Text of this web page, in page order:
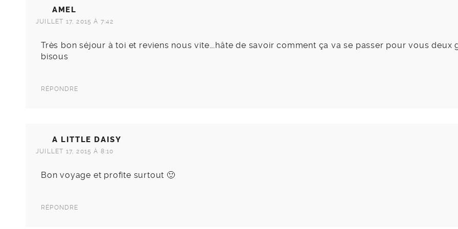
AMEL
JUILLET 17, 2015 À 7:42
Très bon séjour à toi et reviens nous vite….hâte de savoir comment ça va se passer pour vous deux
bisous
RÉPONDRE
A LITTLE DAISY
JUILLET 17, 2015 À 8:10
Bon voyage et profite surtout 🙂
RÉPONDRE